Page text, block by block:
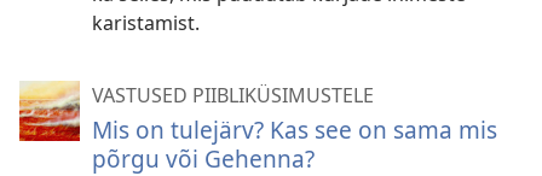
karistamist.
VASTUSED PIIBLIKÜSIMUSTELE
Mis on tulejärv? Kas see on sama mis
põrgu või Gehenna?